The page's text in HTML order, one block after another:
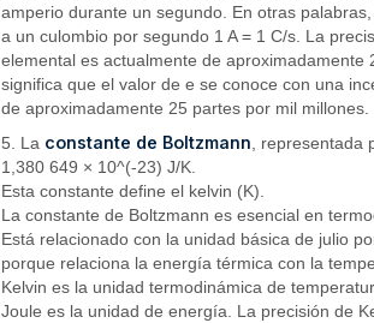
amperio durante un segundo. En otras
a un culombio por segundo 1 A = 1 C/s. La
elemental es actualmente de aproximadamente
significa que el valor de e se conoce con una
de aproximadamente 25 partes por mil millones.
5. La constante de Boltzmann , representada
1,380 649 × 10^(-23) J/K.
Esta constante define el kelvin (K).
La constante de Boltzmann es esencial en
Está relacionado con la unidad básica de julio
porque relaciona la energía térmica con la
Kelvin es la unidad termodinámica de
Joule es la unidad de energía. La precisión de